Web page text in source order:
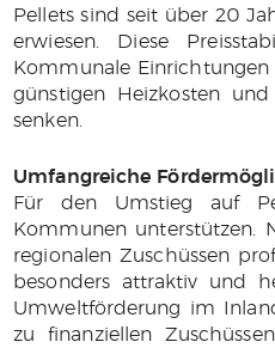
Pellets sind seit über 20
erwiesen. Diese
Kommunale
günstigen Heizkosten
senken.
Umfangreiche
Für den Umstieg auf
Kommunen unterstützen.
regionalen Zuschüssen
besonders attraktiv und
Umweltförderung im
zu finanziellen